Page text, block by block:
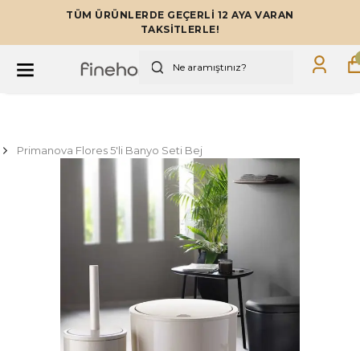
TÜM ÜRÜNLERDE GEÇERLİ 12 AYA VARAN
TAKSİTLERLE!
Primanova Flores 5'li Banyo Seti Bej